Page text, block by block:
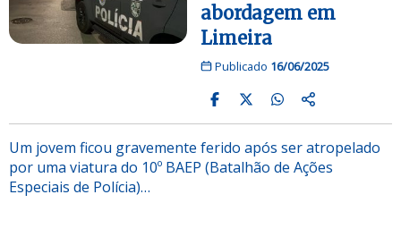
abordagem em
Limeira
Publicado 16/06/2025
Um jovem ficou gravemente ferido após ser atropelado
por uma viatura do 10º BAEP (Batalhão de Ações
Especiais de Polícia)…